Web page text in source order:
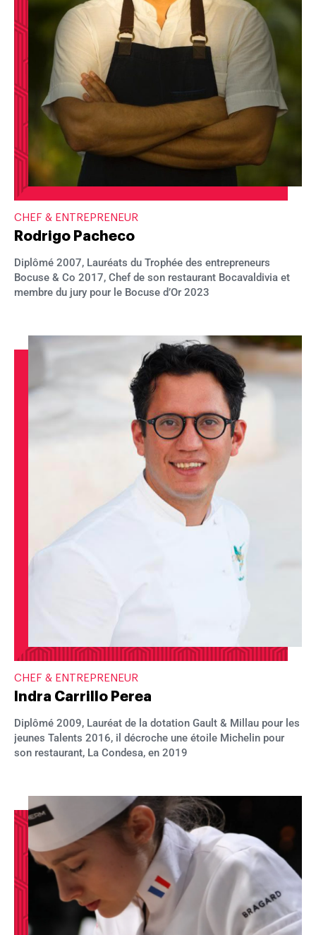
CHEF & ENTREPRENEUR
Rodrigo Pacheco
Diplômé 2007, Lauréats du Trophée des entrepreneurs
Bocuse & Co 2017, Chef de son restaurant Bocavaldivia et
membre du jury pour le Bocuse d’Or 2023
CHEF & ENTREPRENEUR
Indra Carrillo Perea
Diplômé 2009, Lauréat de la dotation Gault & Millau pour les
jeunes Talents 2016, il décroche une étoile Michelin pour
son restaurant, La Condesa, en 2019